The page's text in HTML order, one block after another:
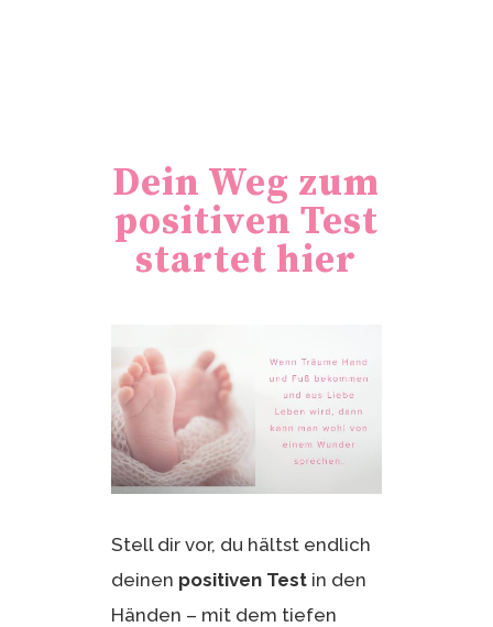
Dein Weg zum
positiven Test
startet hier
Stell dir vor, du hältst endlich
deinen positiven Testin den
Händen – mit dem tiefen